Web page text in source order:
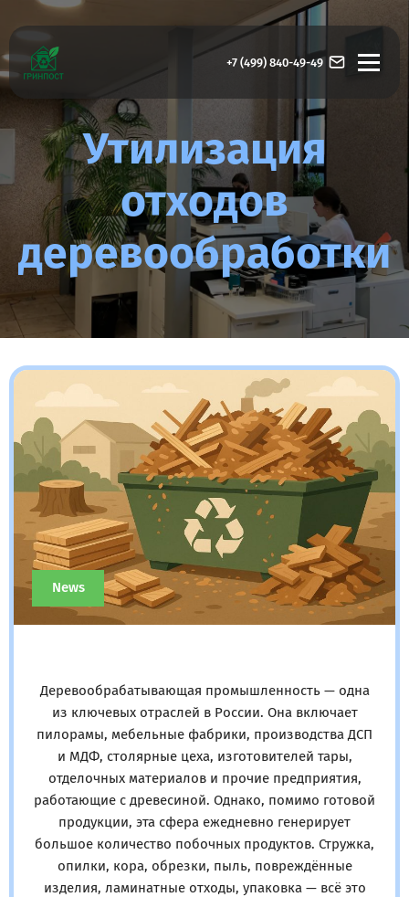
+7 (499) 840-49-49
Утилизация
отходов
деревообработки
News
Деревообрабатывающая промышленность — одна
из ключевых отраслей в России. Она включает
пилорамы, мебельные фабрики, производства ДСП
и МДФ, столярные цеха, изготовителей тары,
отделочных материалов и прочие предприятия,
работающие с древесиной. Однако, помимо готовой
продукции, эта сфера ежедневно генерирует
большое количество побочных продуктов. Стружка,
опилки, кора, обрезки, пыль, повреждённые
изделия, ламинатные отходы, упаковка — всё это